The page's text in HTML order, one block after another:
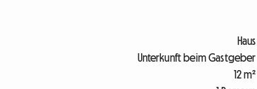
Haus
Unterkunft beim Gastgeber
12 m²